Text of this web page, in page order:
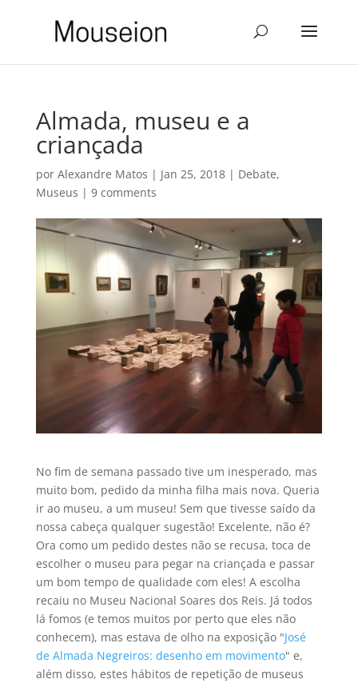
Almada, museu e a
criançada
por Alexandre Matos | Jan 25, 2018| Debate,
Museus | 9 comments
No fim de semana passado tive um inesperado, mas
muito bom, pedido da minha filha mais nova. Queria
ir ao museu, a um museu! Sem que tivesse saído da
nossa cabeça qualquer sugestão! Excelente, não é?
Ora como um pedido destes não se recusa, toca de
escolher o museu para pegar na criançada e passar
um bom tempo de qualidade com eles! A escolha
recaiu no Museu Nacional Soares dos Reis. Já todos
lá fomos (e temos muitos por perto que eles não
conhecem), mas estava de olho na exposição "José
de Almada Negreiros: desenho em movimento" e,
além disso, estes hábitos de repetição de museus